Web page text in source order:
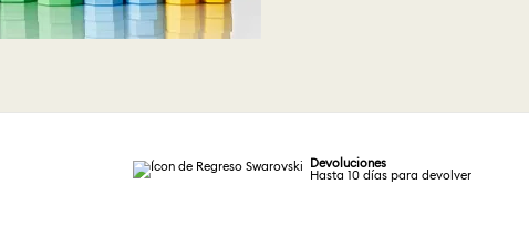
Devoluciones
Hasta 10 días para devolver